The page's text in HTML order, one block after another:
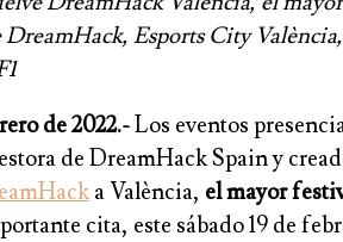
DreamHack, Esports City
de 2022.-Los eventos
de DreamHack Spain y
a València, el mayor
cita, este sábado 19 de